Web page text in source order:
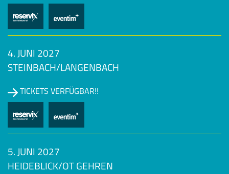
4. JUNI 2027
STEINBACH/LANGENBACH
TICKETS VERFÜGBAR!!
5. JUNI 2027
HEIDEBLICK/OT GEHREN